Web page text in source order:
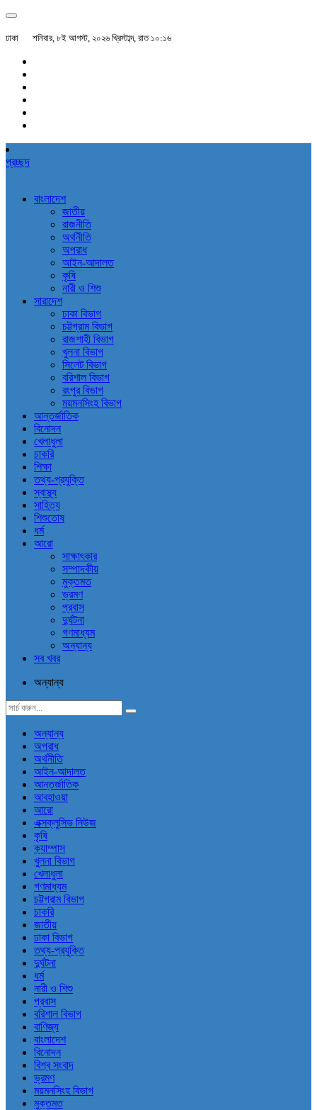
ঢাকা শনিবার, ৮ই আগস্ট, ২০২৬ খ্রিস্টাব্দ, রাত ১০:১৬
প্রচ্ছদ
বাংলাদেশ
জাতীয়
রাজনীতি
অর্থনীতি
অপরাধ
আইন-আদালত
কৃষি
নারী ও শিশু
সারাদেশ
ঢাকা বিভাগ
চট্টগ্রাম বিভাগ
রাজশাহী বিভাগ
খুলনা বিভাগ
সিলেট বিভাগ
বরিশাল বিভাগ
রংপুর বিভাগ
ময়মনসিংহ বিভাগ
আন্তর্জাতিক
বিনোদন
খেলাধুলা
চাকরি
শিক্ষা
তথ্য-প্রযুক্তি
স্বাস্থ্য
সাহিত্য
শিশুতোষ
ধর্ম
আরো
সাক্ষাৎকার
সম্পাদকীয়
মুক্তমত
ভ্রমণ
প্রবাস
দুর্ঘটনা
গণমাধ্যম
অন্যান্য
সব খবর
অন্যান্য
অন্যান্য
অপরাধ
অর্থনীতি
আইন-আদালত
আন্তর্জাতিক
আবহাওয়া
আরো
এক্সক্লুসিভ নিউজ
কৃষি
ক্যাম্পাস
খুলনা বিভাগ
খেলাধুলা
গণমাধ্যম
চট্টগ্রাম বিভাগ
চাকরি
জাতীয়
ঢাকা বিভাগ
তথ্য-প্রযুক্তি
দুর্ঘটনা
ধর্ম
নারী ও শিশু
প্রবাস
বরিশাল বিভাগ
বাণিজ্য
বাংলাদেশ
বিনোদন
বিশ্ব সংবাদ
ভ্রমণ
ময়মনসিংহ বিভাগ
মুক্তমত